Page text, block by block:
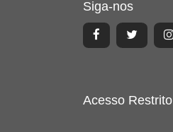
Siga-nos
Acesso Restrito